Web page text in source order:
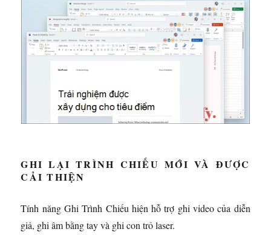
GHI LẠI TRÌNH CHIẾU MỚI VÀ ĐƯỢC
CẢI THIỆN
Tính năng Ghi Trình Chiếu hiện hỗ trợ ghi video của diễn
giả, ghi âm bằng tay và ghi con trỏ laser.